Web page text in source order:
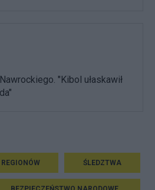
"Kibol ułaskawił
ŚLEDZTWA